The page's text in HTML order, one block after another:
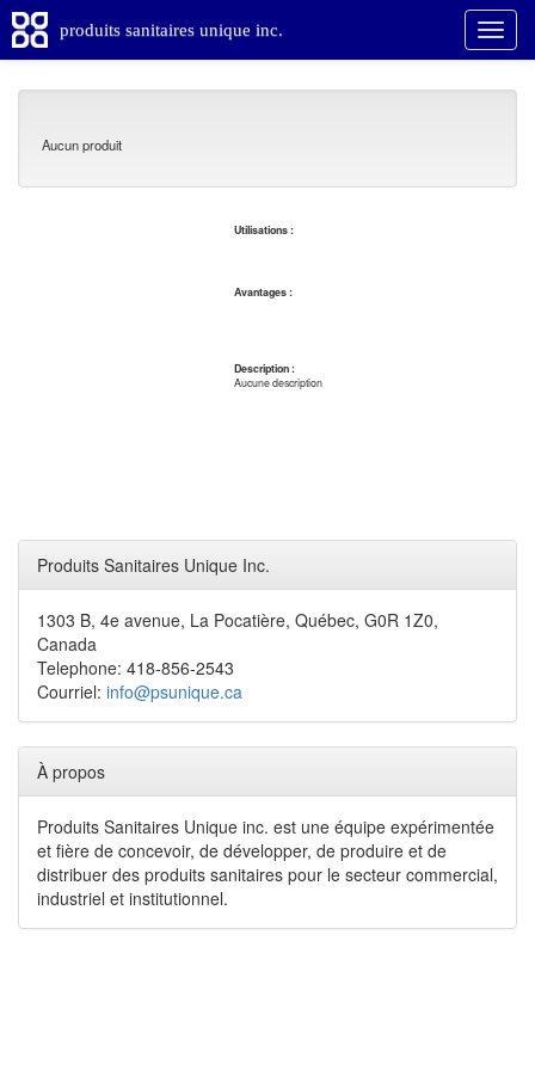
produits sanitaires unique inc.
Aucun produit
Utilisations :
Avantages :
Description :
Aucune description
Produits Sanitaires Unique Inc.
1303 B, 4e avenue, La Pocatière, Québec, G0R 1Z0,
Canada
Telephone: 418-856-2543
Courriel: info@psunique.ca
À propos
Produits Sanitaires Unique inc. est une équipe expérimentée
et fière de concevoir, de développer, de produire et de
distribuer des produits sanitaires pour le secteur commercial,
industriel et institutionnel.